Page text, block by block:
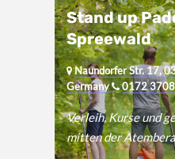
Stand up
Spreewald
Naundorfer Str. 17,
Germany
0172
Verleih, Kurse und
mitten der